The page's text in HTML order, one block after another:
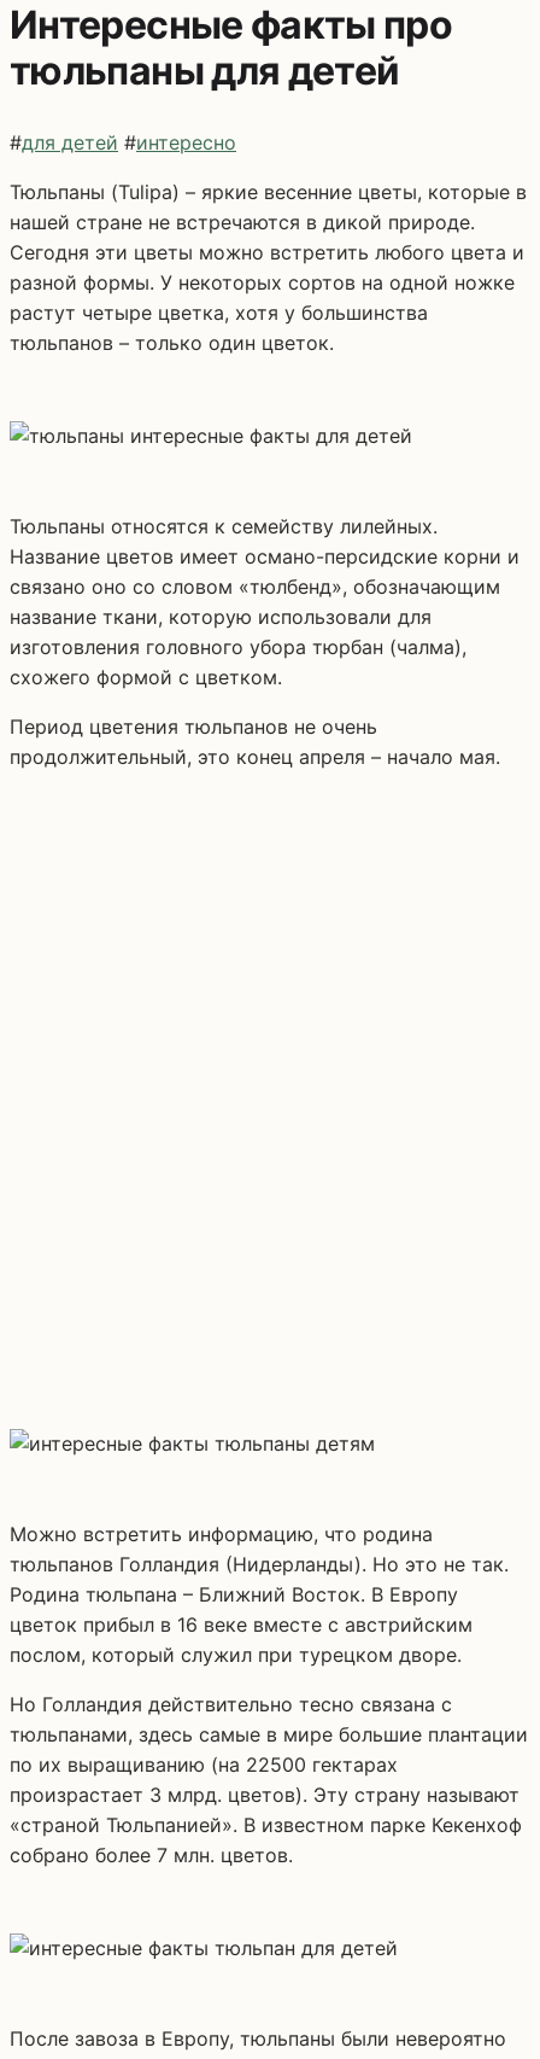
Интересные факты про
тюльпаны для детей
#для детей #интересно
Тюльпаны (Tulipa) – яркие весенние цветы, которые в
нашей стране не встречаются в дикой природе.
Сегодня эти цветы можно встретить любого цвета и
разной формы. У некоторых сортов на одной ножке
растут четыре цветка, хотя у большинства
тюльпанов – только один цветок.
Тюльпаны относятся к семейству лилейных.
Название цветов имеет османо-персидские корни и
связано оно со словом «тюлбенд», обозначающим
название ткани, которую использовали для
изготовления головного убора тюрбан (чалма),
схожего формой с цветком.
Период цветения тюльпанов не очень
продолжительный, это конец апреля – начало мая.
Можно встретить информацию, что родина
тюльпанов Голландия (Нидерланды). Но это не так.
Родина тюльпана – Ближний Восток. В Европу
цветок прибыл в 16 веке вместе с австрийским
послом, который служил при турецком дворе.
Но Голландия действительно тесно связана с
тюльпанами, здесь самые в мире большие плантации
по их выращиванию (на 22500 гектарах
произрастает 3 млрд. цветов). Эту страну называют
«страной Тюльпанией». В известном парке Кекенхоф
собрано более 7 млн. цветов.
После завоза в Европу, тюльпаны были невероятно